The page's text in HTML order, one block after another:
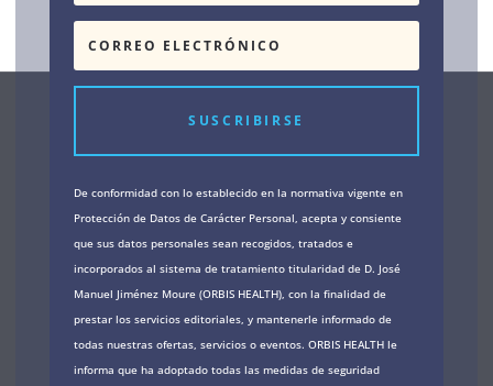
SUSCRIBIRSE
De conformidad con lo establecido en la normativa vigente en
Protección de Datos de Carácter Personal, acepta y consiente
que sus datos personales sean recogidos, tratados e
incorporados al sistema de tratamiento titularidad de D. José
Manuel Jiménez Moure (ORBIS HEALTH), con la finalidad de
prestar los servicios editoriales, y mantenerle informado de
todas nuestras ofertas, servicios o eventos. ORBIS HEALTH le
informa que ha adoptado todas las medidas de seguridad